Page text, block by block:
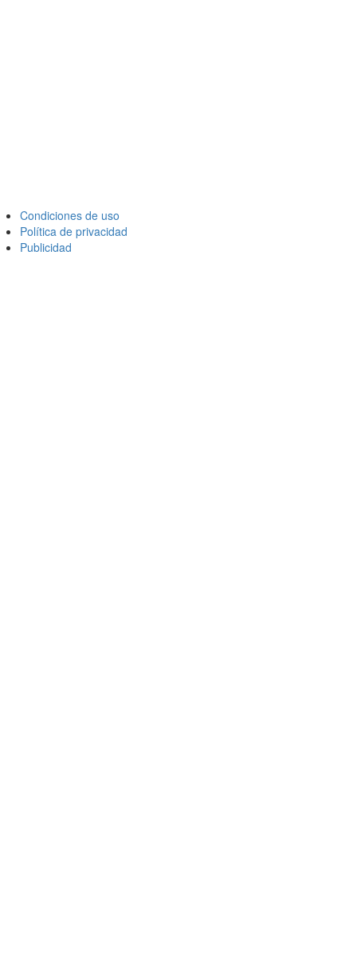
Condiciones de uso
Política de privacidad
Publicidad